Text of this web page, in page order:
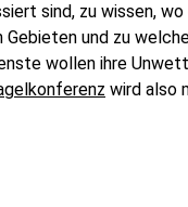
sind, zu wissen,
Gebieten und zu
wollen ihre
wird also